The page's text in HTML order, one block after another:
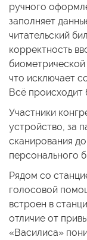
ручного
заполняет
читательский
корректность
что исключает
Всё происходит
Участники
устройство, за
сканирования
персонального
Рядом со
голосовой
встроен в
отличие от
«Василиса»